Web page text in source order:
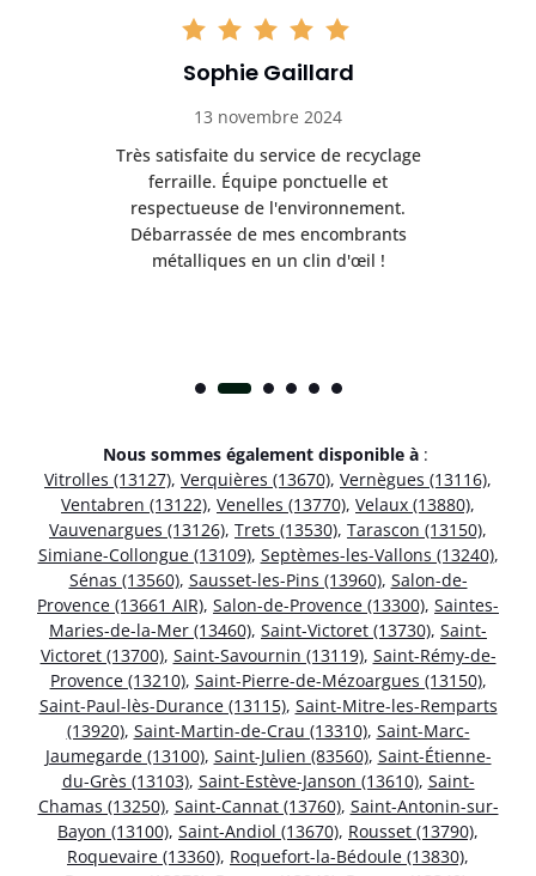
Sophie Gaillard
13 novembre 2024
Très satisfaite du service de recyclage
ferraille. Équipe ponctuelle et
respectueuse de l'environnement.
Débarrassée de mes encombrants
métalliques en un clin d'œil !
Nous sommes également disponible à :
Vitrolles (13127), Verquières (13670), Vernègues (13116),
Ventabren (13122), Venelles (13770), Velaux (13880),
Vauvenargues (13126), Trets (13530), Tarascon (13150),
Simiane-Collongue (13109), Septèmes-les-Vallons (13240),
Sénas (13560), Sausset-les-Pins (13960), Salon-de-
Provence (13661 AIR), Salon-de-Provence (13300), Saintes-
Maries-de-la-Mer (13460), Saint-Victoret (13730), Saint-
Victoret (13700), Saint-Savournin (13119), Saint-Rémy-de-
Provence (13210), Saint-Pierre-de-Mézoargues (13150),
Saint-Paul-lès-Durance (13115), Saint-Mitre-les-Remparts
(13920), Saint-Martin-de-Crau (13310), Saint-Marc-
Jaumegarde (13100), Saint-Julien (83560), Saint-Étienne-
du-Grès (13103), Saint-Estève-Janson (13610), Saint-
Chamas (13250), Saint-Cannat (13760), Saint-Antonin-sur-
Bayon (13100), Saint-Andiol (13670), Rousset (13790),
Roquevaire (13360), Roquefort-la-Bédoule (13830),